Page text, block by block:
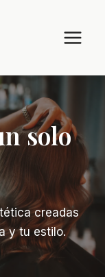
solo
creadas
y tu estilo.